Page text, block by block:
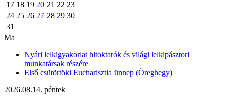
17 18 19 20 21 22 23
24 25 26 27 28 29 30
31
Ma
Nyári lelkigyakorlat hitoktatók és világi lelkipásztori
munkatársak részére
Első csütörtöki Eucharisztia ünnep (Öreghegy)
2026.08.14. péntek